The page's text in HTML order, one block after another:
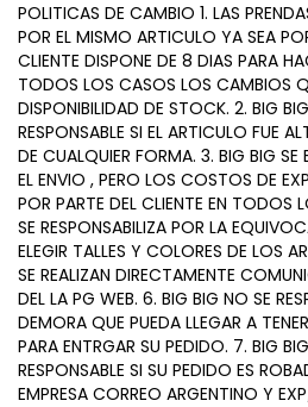
POLITICAS DE CAMBIO 1. LAS
POR EL MISMO ARTICULO YA SEA
CLIENTE DISPONE DE 8 DIAS PARA
TODOS LOS CASOS LOS CAMBIOS
DISPONIBILIDAD DE STOCK. 2. BIG
RESPONSABLE SI EL ARTICULO FUE
DE CUALQUIER FORMA. 3. BIG BIG SE
EL ENVIO , PERO LOS COSTOS DE
POR PARTE DEL CLIENTE EN TODOS
SE RESPONSABILIZA POR LA
ELEGIR TALLES Y COLORES DE LOS
SE REALIZAN DIRECTAMENTE
DEL LA PG WEB. 6. BIG BIG NO SE
DEMORA QUE PUEDA LLEGAR A
PARA ENTRGAR SU PEDIDO. 7. BIG
RESPONSABLE SI SU PEDIDO ES
EMPRESA CORREO ARGENTINO Y